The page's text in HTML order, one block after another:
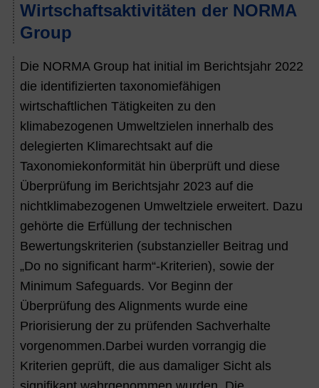
Wirtschaftsaktivitäten der NORMA
Group
Die NORMA Group hat initial im Berichtsjahr 2022
die identifizierten taxonomiefähigen
wirtschaftlichen Tätigkeiten zu den
klimabezogenen Umweltzielen innerhalb des
delegierten Klimarechtsakt auf die
Taxonomiekonformität hin überprüft und diese
Überprüfung im Berichtsjahr 2023 auf die
nichtklimabezogenen Umweltziele erweitert. Dazu
gehörte die Erfüllung der technischen
Bewertungskriterien (substanzieller Beitrag und
„Do no significant harm“-Kriterien), sowie der
Minimum Safeguards. Vor Beginn der
Überprüfung des Alignments wurde eine
Priorisierung der zu prüfenden Sachverhalte
vorgenommen.Darbei wurden vorrangig die
Kriterien geprüft, die aus damaliger Sicht als